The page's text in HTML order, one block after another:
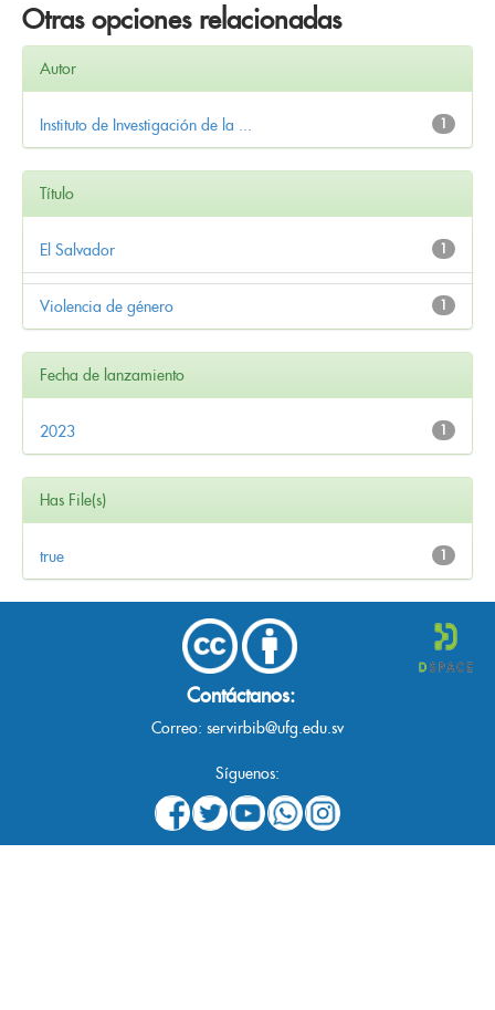
Otras opciones relacionadas
Autor
1
Instituto de Investigación de la ...
Título
1
El Salvador
1
Violencia de género
Fecha de lanzamiento
1
2023
Has File(s)
1
true
Contáctanos:
Correo: servirbib@ufg.edu.sv
Síguenos: